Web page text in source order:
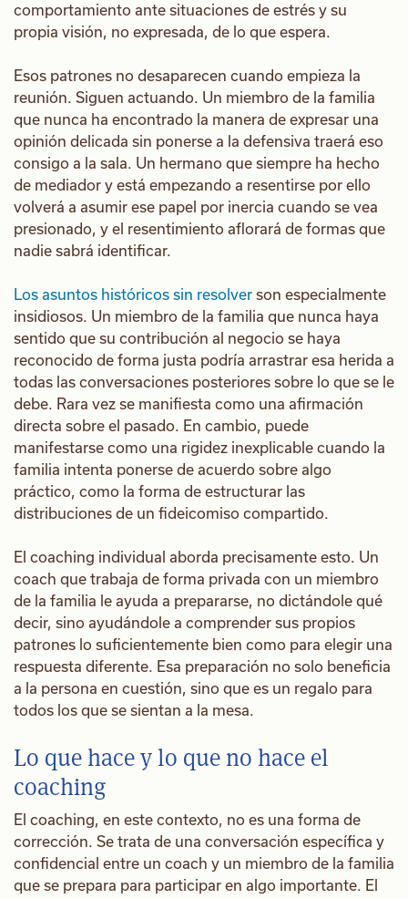
comportamiento ante situaciones de estrés y su
propia visión, no expresada, de lo que espera.
Esos patrones no desaparecen cuando empieza la
reunión. Siguen actuando. Un miembro de la familia
que nunca ha encontrado la manera de expresar una
opinión delicada sin ponerse a la defensiva traerá eso
consigo a la sala. Un hermano que siempre ha hecho
de mediador y está empezando a resentirse por ello
volverá a asumir ese papel por inercia cuando se vea
presionado, y el resentimiento aflorará de formas que
nadie sabrá identificar.
Los asuntos históricos sin resolver son especialmente
insidiosos. Un miembro de la familia que nunca haya
sentido que su contribución al negocio se haya
reconocido de forma justa podría arrastrar esa herida a
todas las conversaciones posteriores sobre lo que se le
debe. Rara vez se manifiesta como una afirmación
directa sobre el pasado. En cambio, puede
manifestarse como una rigidez inexplicable cuando la
familia intenta ponerse de acuerdo sobre algo
práctico, como la forma de estructurar las
distribuciones de un fideicomiso compartido.
El coaching individual aborda precisamente esto. Un
coach que trabaja de forma privada con un miembro
de la familia le ayuda a prepararse, no dictándole qué
decir, sino ayudándole a comprender sus propios
patrones lo suficientemente bien como para elegir una
respuesta diferente. Esa preparación no solo beneficia
a la persona en cuestión, sino que es un regalo para
todos los que se sientan a la mesa.
Lo que hace y lo que no hace el
coaching
El coaching, en este contexto, no es una forma de
corrección. Se trata de una conversación específica y
confidencial entre un coach y un miembro de la familia
que se prepara para participar en algo importante. El